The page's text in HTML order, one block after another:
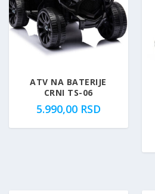
ATV NA BATERIJE
CRNI TS-06
5.990,00 RSD